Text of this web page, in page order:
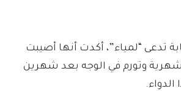
تدعى “لمياء”، أكدت أنها أصيبت
وتورم في الوجه بعد شهرين